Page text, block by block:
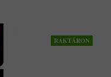
RAKTÁRON